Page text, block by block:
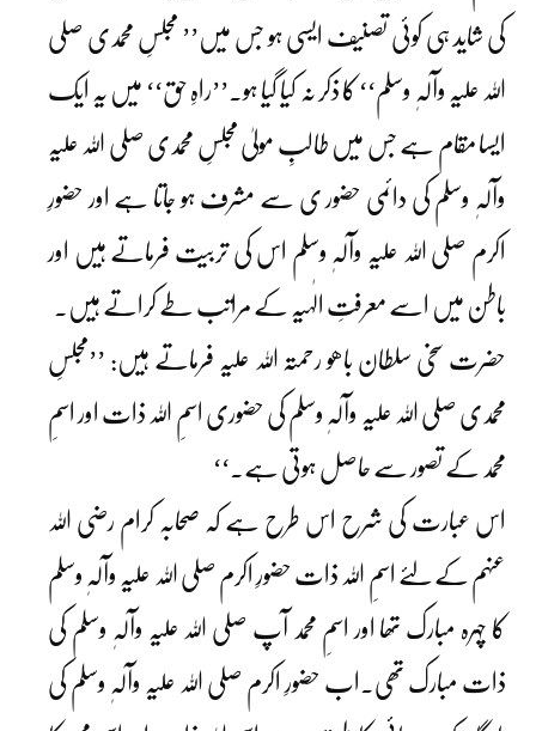
کی شاید ہی کوئی تصنیف ایسی ہو جس میں’’ مجلسِ محمدی صلی
اللہ علیہ وآلہٖ وسلم‘‘ کا ذکر نہ کیا گیا ہو۔’’راہِ حق‘‘ میں یہ ایک
ایسا مقام ہے جس میں طالبِ مولیٰ مجلسِ محمدی صلی اللہ علیہ
وآلہٖ وسلم کی دائمی حضور ی سے مشرف ہو جاتا ہے اور حضورِ
اکرم صلی اللہ علیہ وآلہٖ وسلم اس کی تربیت فرماتے ہیں اور
باطن میں اسے معرفتِ الٰہیہ کے مراتب طے کراتے ہیں۔
حضرت سخی سلطان باھو رحمتہ اللہ علیہ فرماتے ہیں: ’’مجلسِ
محمدی صلی اللہ علیہ وآلہٖ وسلم کی حضوری اسمِ اللہ ذات اور اسمِ
محمد کے تصور سے حاصل ہوتی ہے۔‘‘
اس عبارت کی شرح اس طرح ہے کہ صحابہ کرام رضی اللہ
عنہم کے لئے اسمِ اللہ ذات حضورِ اکرم صلی اللہ علیہ وآلہٖ وسلم
کا چہرہ مبارک تھا اور اسمِ محمد آپ صلی اللہ علیہ وآلہٖ وسلم کی
ذات مبارک تھی۔اب حضورِ اکرم صلی اللہ علیہ وآلہٖ وسلم کی